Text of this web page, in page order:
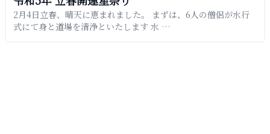
2月4日立春、晴天に恵まれました。 まずは、6人の僧侶が水行
式にて身と道場を清浄といたします 水 …